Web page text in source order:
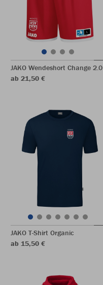
JAKO Wendeshort Change 2.0
ab 21,50 €
JAKO T-Shirt Organic
ab 15,50 €